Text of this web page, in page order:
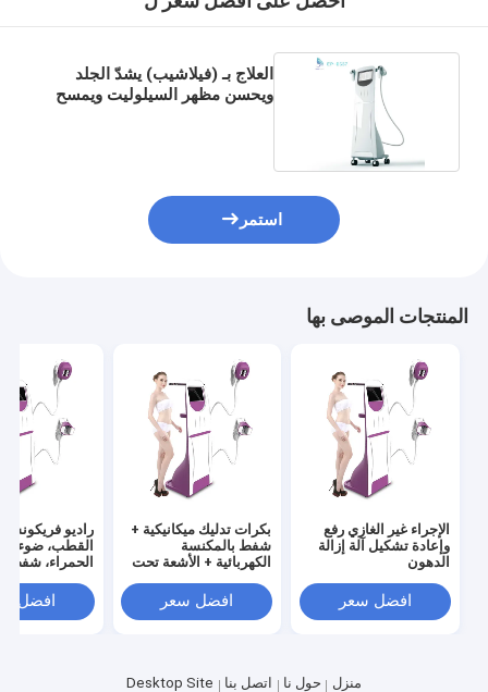
العلاج بـ (فيلاشيب) يشدّ الجلد
ويحسن مظهر السيلوليت ويمسح
استمر
المنتجات الموصى بها
الإجراء غير الغازي رفع
وإعادة تشكيل آلة إزالة
الدهون
افضل سعر
بكرات تدليك ميكانيكية +
شفط بالمكنسة
الكهربائية + الأشعة تحت
RF فيلا سموث فيلا شيب
افضل سعر
راديو
القطب، ضوء
الحمراء، شفط،
افضل
منزل حول نا اتصل بنا Desktop Site